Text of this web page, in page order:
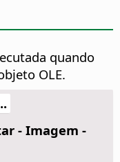
quando
OLE.
- Imagem -